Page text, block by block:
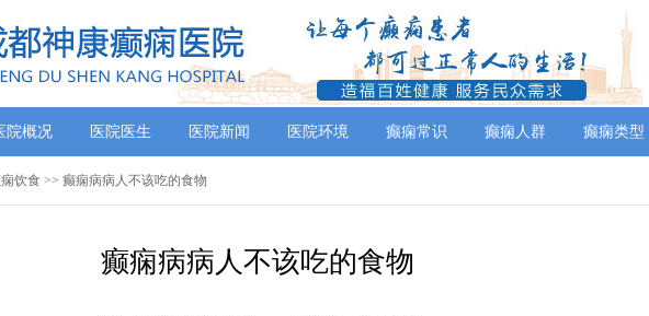
院概况 医院医生 医院新闻 医院环境 癫痫常识 癫痫人群 癫痫类型
饮食 >> 癫痫病病人不该吃的食物
癫痫病病人不该吃的食物